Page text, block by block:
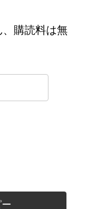
購読料は無
ー